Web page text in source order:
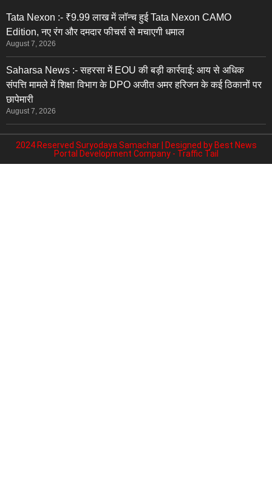
Tata Nexon :- ₹9.99 लाख में लॉन्च हुई Tata Nexon CAMO
Edition, नए रंग और दमदार फीचर्स से मचाएगी धमाल
August 7, 2026
Saharsa News :- सहरसा में EOU की बड़ी कार्रवाई: आय से अधिक
संपत्ति मामले में शिक्षा विभाग के DPO अजीत अमर हरिजन के कई ठिकानों पर
छापेमारी
August 7, 2026
2024 Reserved Suryodaya Samachar | Designed by Best News
Portal Development Company- Traffic Tail